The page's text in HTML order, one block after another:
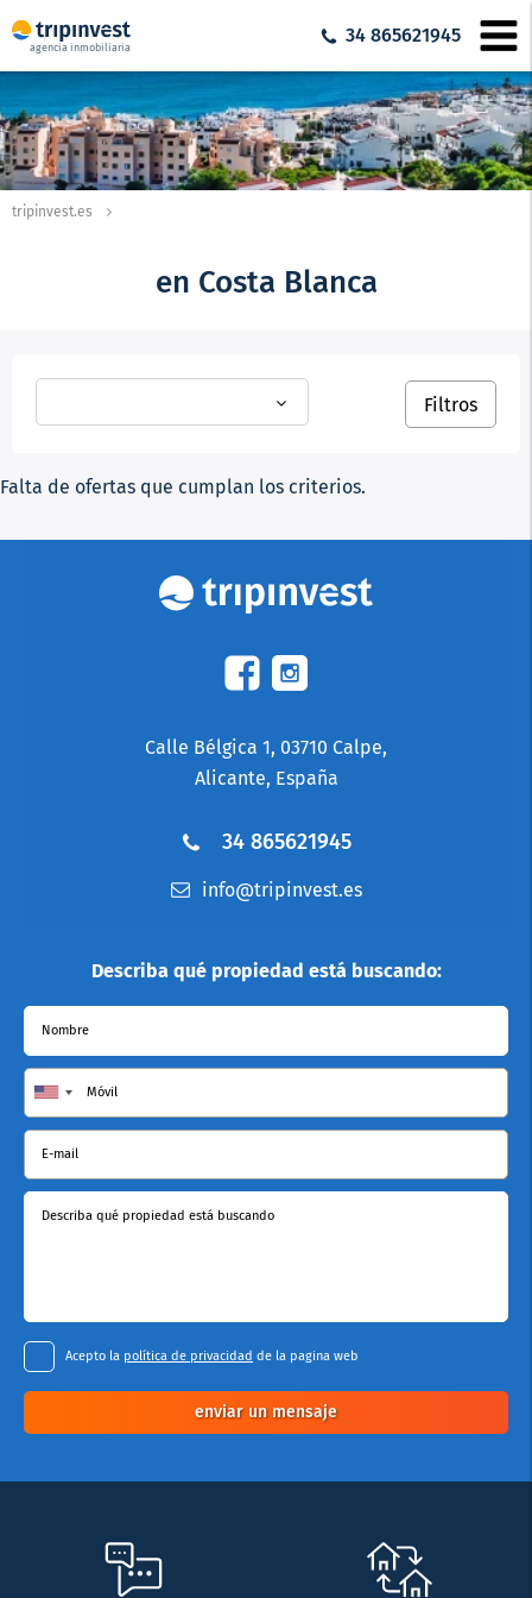
agencia inmobiliaria
34 865621945
tripinvest.es
en Costa Blanca
Filtros
Falta de ofertas que cumplan los criterios.
Calle Bélgica 1, 03710 Calpe,
Alicante, España
34 865621945
info@tripinvest.es
Describa qué propiedad está buscando:
Nombre
Móvil
E-mail
Describa qué propiedad está buscando
Acepto la política de privacidad de la pagina web